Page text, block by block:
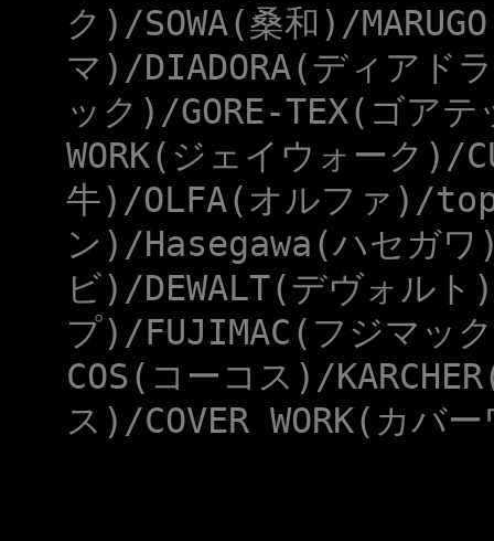
ク)/SOWA(桑和)/
マ)/DIADORA(ディアド
ック)/GORE-TEX(ゴア
WORK(ジェイウォーク)/
牛)/OLFA(オルファ)/
ン)/Hasegawa(ハセガ
ビ)/DEWALT(デヴォル
プ)/FUJIMAC(フジマッ
COS(コーコス)/
ス)/COVER WORK(カ